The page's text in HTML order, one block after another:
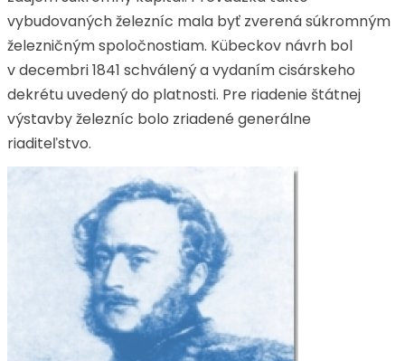
vybudovaných železníc mala byť zverená súkromným
železničným spoločnostiam. Kübeckov návrh bol
v decembri 1841 schválený a vydaním cisárskeho
dekrétu uvedený do platnosti. Pre riadenie štátnej
výstavby železníc bolo zriadené generálne
riaditeľstvo.